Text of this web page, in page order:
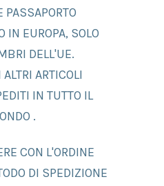
PASSAPORTO
IN EUROPA, SOLO
DELL'UE.
ARTICOLI
IN TUTTO IL
.
CON L'ORDINE
DI SPEDIZIONE